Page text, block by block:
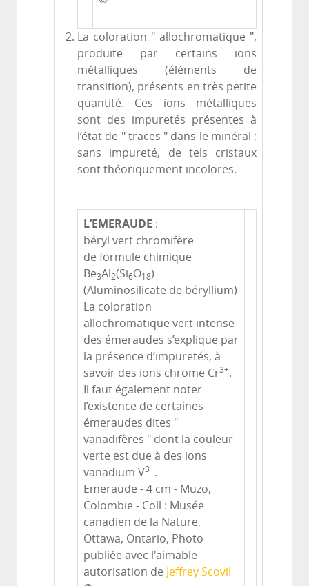
La coloration " allochromatique ",
produite par certains ions
métalliques (éléments de
transition), présents en très petite
quantité. Ces ions métalliques
sont des impuretés présentes à
l’état de " traces " dans le minéral ;
sans impureté, de tels cristaux
sont théoriquement incolores.
L’EMERAUDE :
béryl vert chromifère
de formule chimique
Be3Al2(Si6O18)
(Aluminosilicate de béryllium)
La coloration
allochromatique vert intense
des émeraudes s’explique par
la présence d’impuretés, à
savoir des ions chrome Cr3+.
Il faut également noter
l’existence de certaines
émeraudes dites "
vanadifères " dont la couleur
verte est due à des ions
vanadium V3+.
Emeraude - 4 cm - Muzo,
Colombie - Coll : Musée
canadien de la Nature,
Ottawa, Ontario, Photo
publiée avec l'aimable
autorisation de Jeffrey Scovil